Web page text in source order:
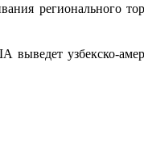
регионального
узбекско-